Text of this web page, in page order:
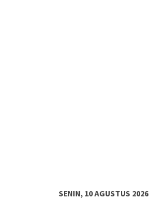
SENIN, 10 AGUSTUS 2026